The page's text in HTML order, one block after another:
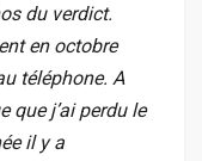
du verdict.
en octobre
téléphone. A
que j’ai perdu le
il y a